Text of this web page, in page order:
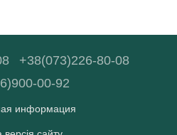
+38(073)226-80-08
00-92
информация